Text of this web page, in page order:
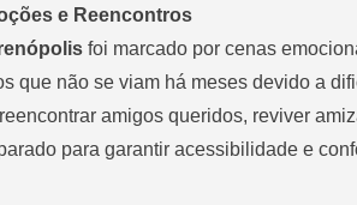
e Reencontros
foi marcado por cenas
que não se viam há meses devido a
amigos queridos, reviver
para garantir acessibilidade e